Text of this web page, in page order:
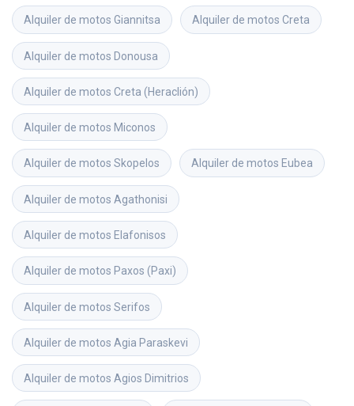
Alquiler de motos Giannitsa Alquiler de motos Creta
Alquiler de motos Donousa
Alquiler de motos Creta (Heraclión)
Alquiler de motos Miconos
Alquiler de motos Skopelos Alquiler de motos Eubea
Alquiler de motos Agathonisi
Alquiler de motos Elafonisos
Alquiler de motos Paxos (Paxi)
Alquiler de motos Serifos
Alquiler de motos Agia Paraskevi
Alquiler de motos Agios Dimitrios